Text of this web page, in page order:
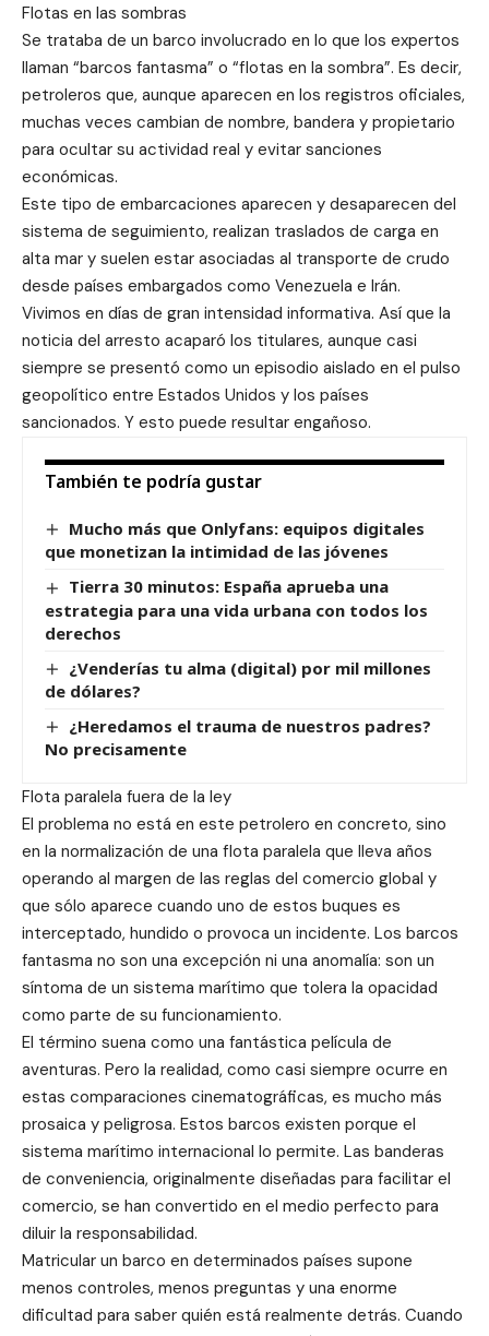
Flotas en las sombras
Se trataba de un barco involucrado en lo que los expertos
llaman “barcos fantasma” o “flotas en la sombra”. Es decir,
petroleros que, aunque aparecen en los registros oficiales,
muchas veces cambian de nombre, bandera y propietario
para ocultar su actividad real y evitar sanciones
económicas.
Este tipo de embarcaciones aparecen y desaparecen del
sistema de seguimiento, realizan traslados de carga en
alta mar y suelen estar asociadas al transporte de crudo
desde países embargados como Venezuela e Irán.
Vivimos en días de gran intensidad informativa. Así que la
noticia del arresto acaparó los titulares, aunque casi
siempre se presentó como un episodio aislado en el pulso
geopolítico entre Estados Unidos y los países
sancionados. Y esto puede resultar engañoso.
También te podría gustar
Mucho más que Onlyfans: equipos digitales
que monetizan la intimidad de las jóvenes
Tierra 30 minutos: España aprueba una
estrategia para una vida urbana con todos los
derechos
¿Venderías tu alma (digital) por mil millones
de dólares?
¿Heredamos el trauma de nuestros padres?
No precisamente
Flota paralela fuera de la ley
El problema no está en este petrolero en concreto, sino
en la normalización de una flota paralela que lleva años
operando al margen de las reglas del comercio global y
que sólo aparece cuando uno de estos buques es
interceptado, hundido o provoca un incidente. Los barcos
fantasma no son una excepción ni una anomalía: son un
síntoma de un sistema marítimo que tolera la opacidad
como parte de su funcionamiento.
El término suena como una fantástica película de
aventuras. Pero la realidad, como casi siempre ocurre en
estas comparaciones cinematográficas, es mucho más
prosaica y peligrosa. Estos barcos existen porque el
sistema marítimo internacional lo permite. Las banderas
de conveniencia, originalmente diseñadas para facilitar el
comercio, se han convertido en el medio perfecto para
diluir la responsabilidad.
Matricular un barco en determinados países supone
menos controles, menos preguntas y una enorme
dificultad para saber quién está realmente detrás. Cuando